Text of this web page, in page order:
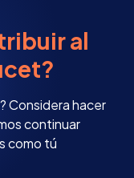
al
Considera hacer
continuar
como tú